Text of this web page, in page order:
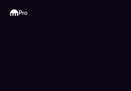
Kraken
Pro